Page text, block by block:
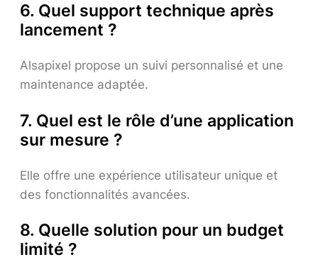
6. Quel support technique après
lancement ?
Alsapixel propose un suivi personnalisé et une
maintenance adaptée.
7. Quel est le rôle d’une application
sur mesure ?
Elle offre une expérience utilisateur unique et
des fonctionnalités avancées.
8. Quelle solution pour un budget
limité ?